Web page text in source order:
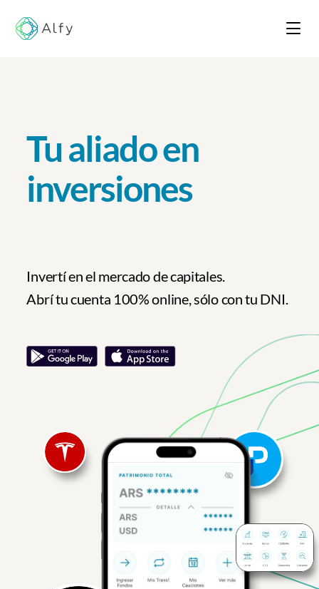
Tu aliado en
inversiones
Invertí en el mercado de capitales.
Abrí tu cuenta 100% online, sólo con tu DNI.